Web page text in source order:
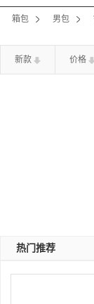
箱包 男包
新款 价格
热门推荐